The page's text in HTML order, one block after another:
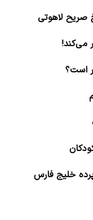
صریح لاهوتی
است؟
خلیج فارس